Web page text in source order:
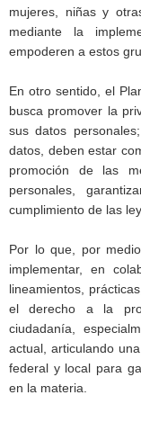
mujeres, niñas y
mediante la
empoderen a estos
En otro sentido, el
busca promover la
sus datos
datos, deben estar
promoción de las
personales,
cumplimiento de las
Por lo que, por
implementar, en
lineamientos,
el derecho a la
ciudadanía,
actual, articulando
federal y local para
en la materia.